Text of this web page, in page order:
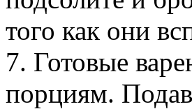
того как они
7. Готовые
порциям.